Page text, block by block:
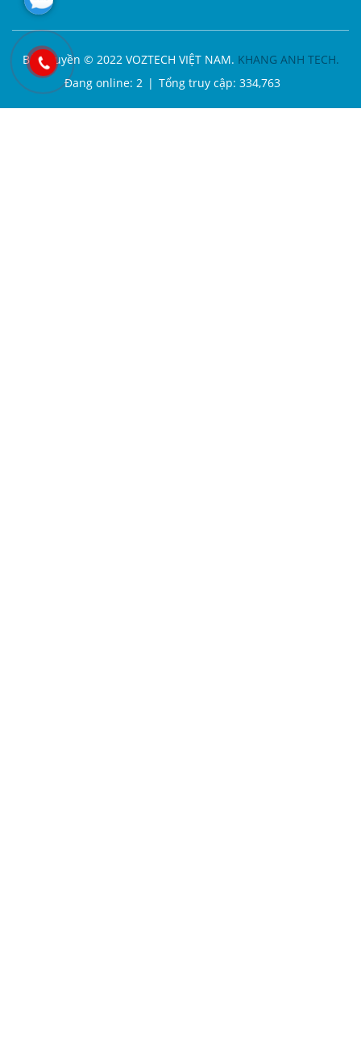
Bản quyền © 2022 VOZTECH VIỆT NAM. KHANG ANH TECH.
Đang online: 2 | Tổng truy cập: 334,763